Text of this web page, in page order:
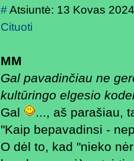
#Atsiuntė: 13 Kovas
Cituoti
MM
Gal pavadinčiau ne
kultūringo elgesio
Gal
..., aš parašiau,
"Kaip bepavadinsi -
O dėl to, kad "nieko